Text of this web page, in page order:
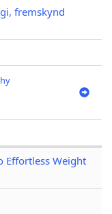
fremskynd
Effortless Weight